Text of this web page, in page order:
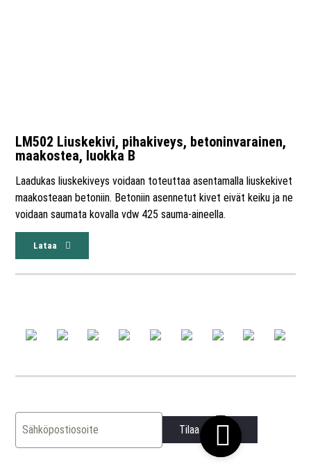
LM502 Liuskekivi, pihakiveys, betoninvarainen,
maakostea, luokka B
Laadukas liuskekiveys voidaan toteuttaa asentamalla liuskekivet
maakosteaan betoniin. Betoniin asennetut kivet eivät keiku ja ne
voidaan saumata kovalla vdw 425 sauma-aineella.
Lataa